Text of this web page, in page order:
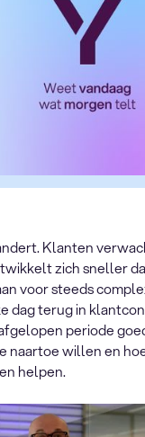
Klanten
zich sneller
voor steeds
dag terug in
periode
naartoe willen en
helpen.